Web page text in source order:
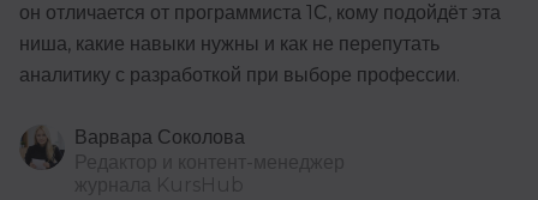
он отличается от программиста 1С, кому подойдёт эта
ниша, какие навыки нужны и как не перепутать
аналитику с разработкой при выборе профессии.
Варвара Соколова